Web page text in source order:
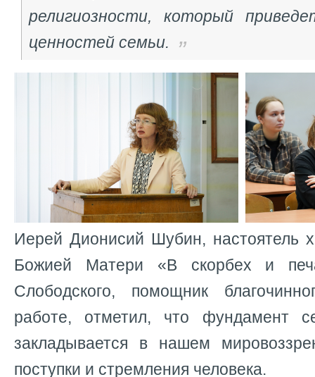
религиозности, который
ценностей семьи.
Иерей Дионисий Шубин, настоятель
Божией Матери «В скорбех и
Слободского, помощник
работе, отметил, что фундамент
закладывается в нашем
поступки и стремления человека.